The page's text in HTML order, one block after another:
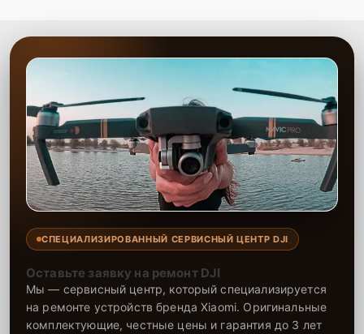
СПЕЦИАЛИЗИРОВАННЫЙ СЕРВИСНЫЙ ЦЕНТР DJI
Оставьте заявку на ремонт DJI
Мы — сервисный центр, который специализируется
на ремонте устройств бренда Xiaomi. Оригинальные
комплектующие, честные цены и гарантия до 3 лет